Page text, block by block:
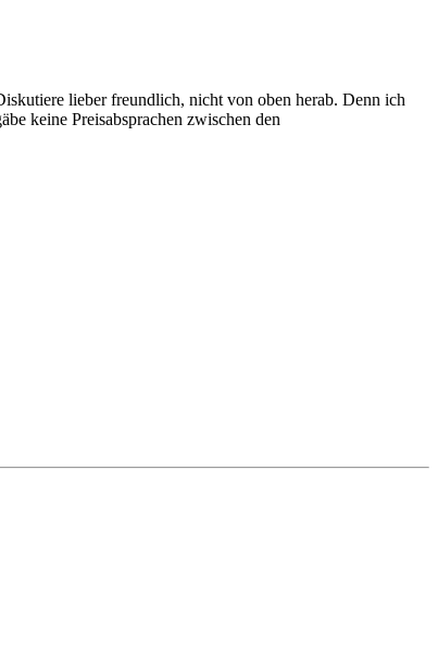
lieber freundlich, nicht von oben herab. Denn ich
keine Preisabsprachen zwischen den